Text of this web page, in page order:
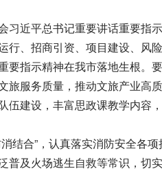
习近平总书记重要讲话重要指
行、招商引资、项目建设、风
要指示精神在我市落地生根。
旅服务质量，推动文旅产业高
伍建设，丰富思政课教学内容
结合”，认真落实消防安全各
普及火场逃生自救等常识，切